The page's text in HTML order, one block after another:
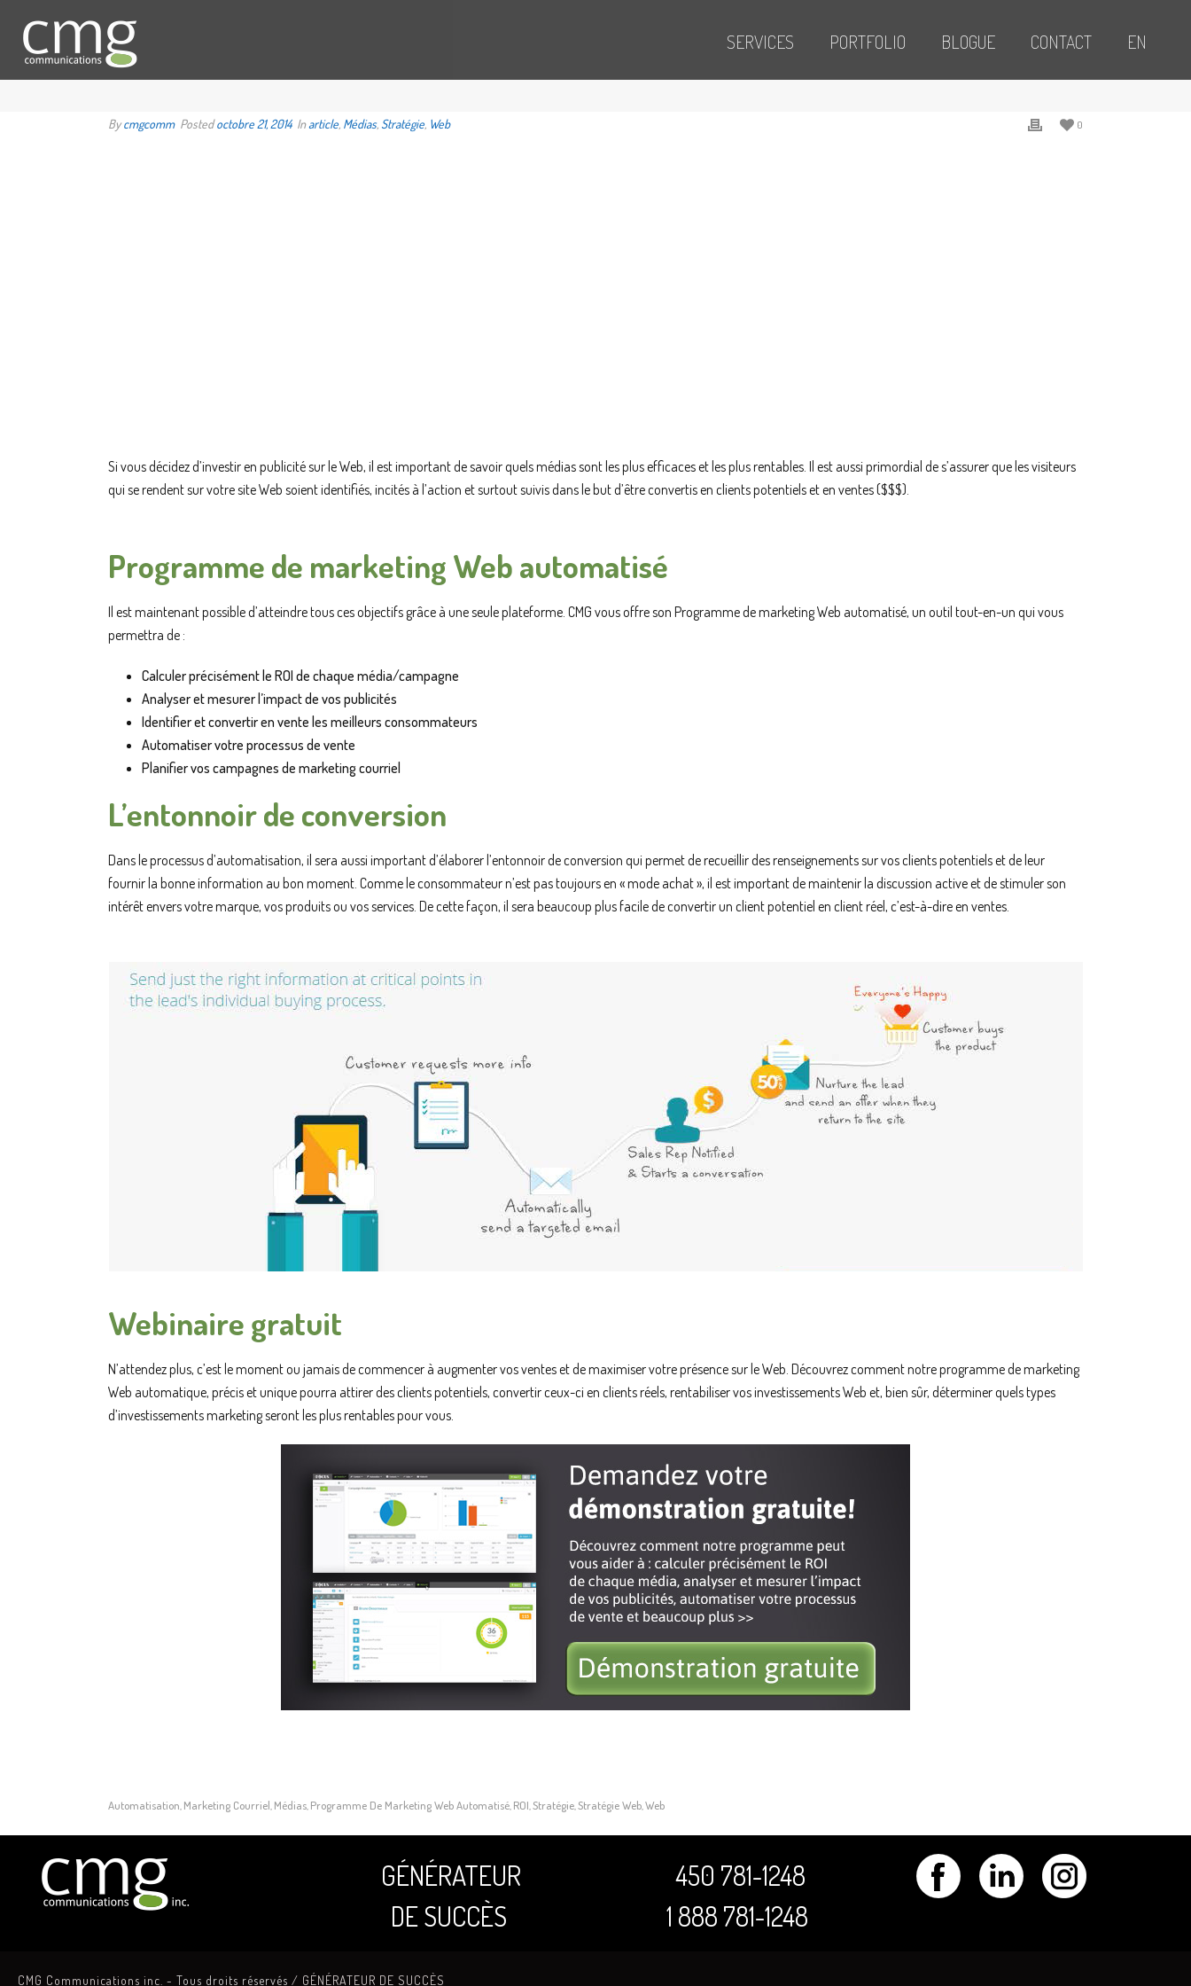
SERVICES PORTFOLIO BLOGUE CONTACT EN
Bycmgcomm Postedoctobre 21, 2014 Inarticle, Médias, Stratégie, Web 0
Si vous décidez d’investir en publicité sur le Web, il est important de savoir quels médias sont les plus efficaces et les plus rentables. Il est aussi primordial de s’assurer que les visiteurs
qui se rendent sur votre site Web soient identifiés, incités à l’action et surtout suivis dans le but d’être convertis en clients potentiels et en ventes ($$$).
Programme de marketing Web automatisé
Il est maintenant possible d’atteindre tous ces objectifs grâce à une seule plateforme. CMG vous offre son Programme de marketing Web automatisé, un outil tout-en-un qui vous
permettra de :
Calculer précisément le ROI de chaque média/campagne
Analyser et mesurer l’impact de vos publicités
Identifier et convertir en vente les meilleurs consommateurs
Automatiser votre processus de vente
Planifier vos campagnes de marketing courriel
L’entonnoir de conversion
Dans le processus d’automatisation, il sera aussi important d’élaborer l’entonnoir de conversion qui permet de recueillir des renseignements sur vos clients potentiels et de leur
fournir la bonne information au bon moment. Comme le consommateur n’est pas toujours en « mode achat », il est important de maintenir la discussion active et de stimuler son
intérêt envers votre marque, vos produits ou vos services. De cette façon, il sera beaucoup plus facile de convertir un client potentiel en client réel, c’est-à-dire en ventes.
Webinaire gratuit
N’attendez plus, c’est le moment ou jamais de commencer à augmenter vos ventes et de maximiser votre présence sur le Web. Découvrez comment notre programme de marketing
Web automatique, précis et unique pourra attirer des clients potentiels, convertir ceux-ci en clients réels, rentabiliser vos investissements Web et, bien sûr, déterminer quels types
d’investissements marketing seront les plus rentables pour vous.
Automatisation, Marketing Courriel, Médias, Programme De Marketing Web Automatisé, ROI,Stratégie,Stratégie Web,Web
GÉNÉRATEUR
DE SUCCÈS
450 781-1248
1 888 781-1248
CMG Communications inc. - Tous droits réservés / GÉNÉRATEUR DE SUCCÈS